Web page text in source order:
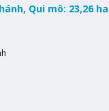
Qui mô: 23,26 ha